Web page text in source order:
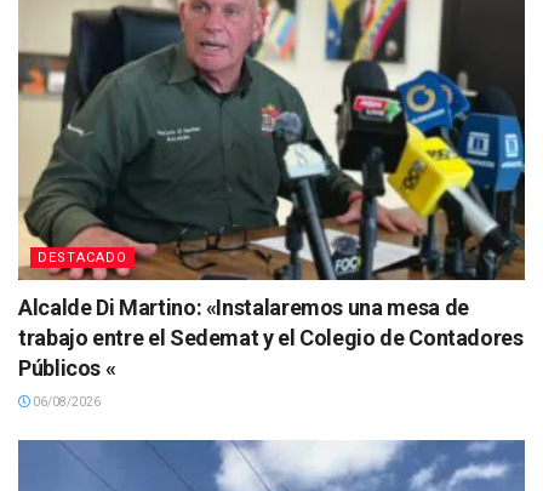
DESTACADO
Alcalde Di Martino: «Instalaremos una mesa de
trabajo entre el Sedemat y el Colegio de Contadores
Públicos «
06/08/2026